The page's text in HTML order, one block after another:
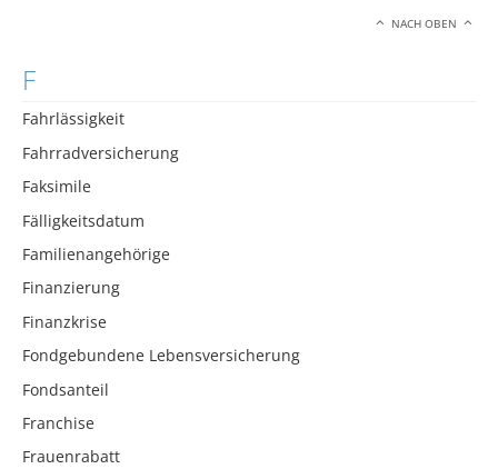
NACH OBEN
F
Fahrlässigkeit
Fahrradversicherung
Faksimile
Fälligkeitsdatum
Familienangehörige
Finanzierung
Finanzkrise
Fondgebundene Lebensversicherung
Fondsanteil
Franchise
Frauenrabatt